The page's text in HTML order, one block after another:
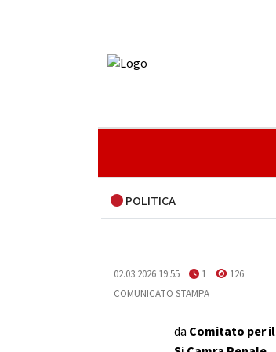
POLITICA
02.03.2026 19:55 1
126
COMUNICATO STAMPA
da Comitato per il